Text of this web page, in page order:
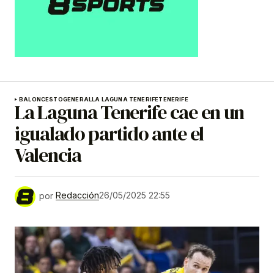
BALONCESTOGENERALLA LAGUNA TENERIFETENERIFE
La Laguna Tenerife cae en un
igualado partido ante el
Valencia
por Redacción26/05/2025 22:55